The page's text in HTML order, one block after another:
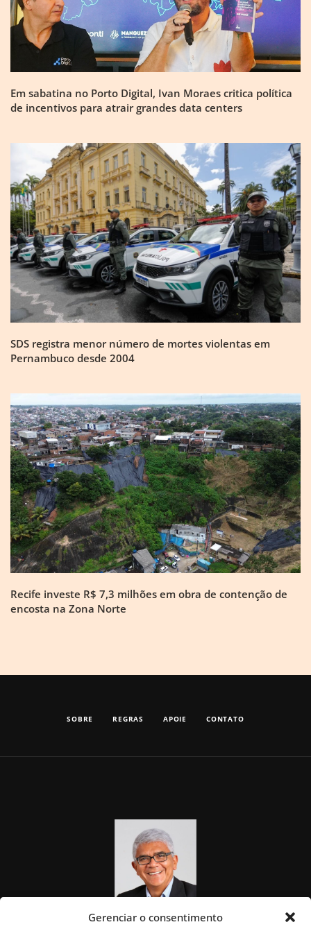
Gerenciar o consentimento
Em sabatina no Porto Digital, Ivan Moraes critica política
de incentivos para atrair grandes data centers
SDS registra menor número de mortes violentas em
Pernambuco desde 2004
Recife investe R$ 7,3 milhões em obra de contenção de
encosta na Zona Norte
SOBRE REGRAS APOIE CONTATO